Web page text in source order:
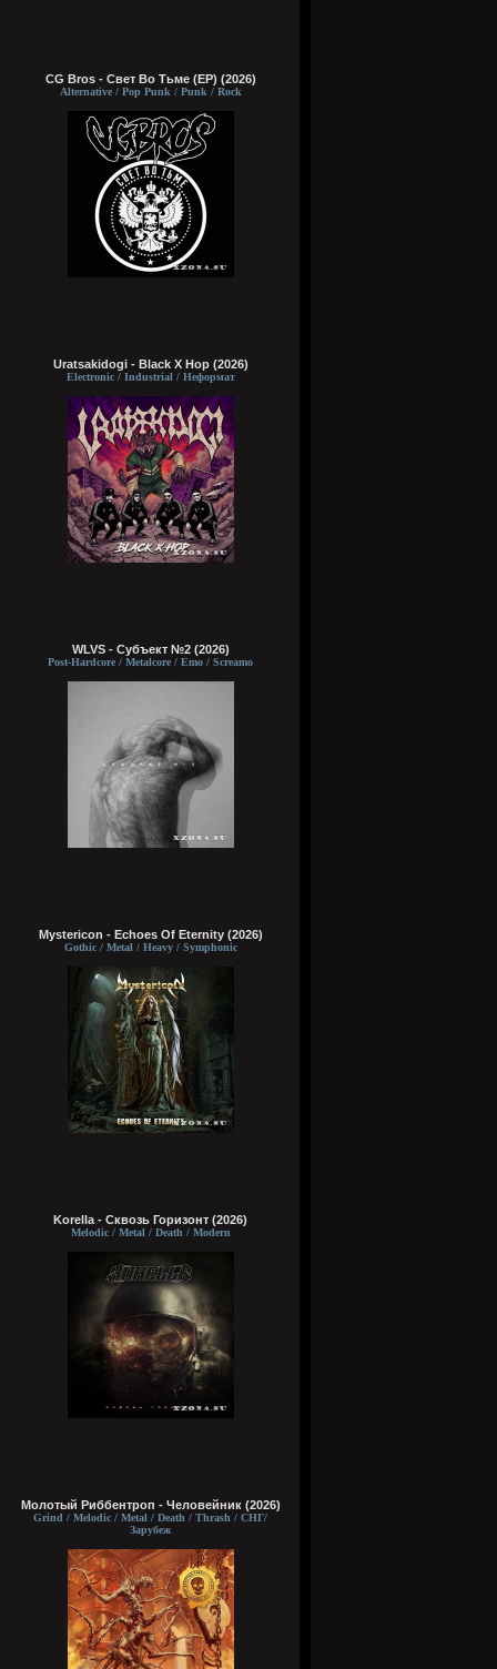
CG Bros - Свет Во Тьме (EP) (2026)
Alternative / Pop Punk / Punk / Rock
Uratsakidogi - Black X Hop (2026)
Electronic / Industrial / Неформат
WLVS - Субъект №2 (2026)
Post-Hardcore / Metalcore / Emo / Screamo
Mystericon - Echoes Of Eternity (2026)
Gothic / Metal / Heavy / Symphonic
Korella - Сквозь Горизонт (2026)
Melodic / Metal / Death / Modern
Молотый Риббентроп - Человейник (2026)
Grind / Melodic / Metal / Death / Thrash / СНГ/
Зарубеж